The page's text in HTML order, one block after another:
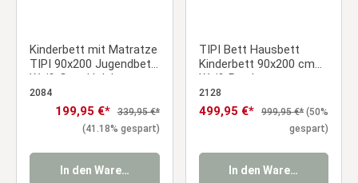
Kinderbett mit Matratze
TIPI 90x200 Jugendbett
Weiß Grau Holzbett
Kinderzimmer Stoff
2084
Verkaufspreis:
199,95 €* Regulärer Preis:
339,95 €*
(41.18% gespart)
In den Warenkorb
TIPI Bett Hausbett
Kinderbett 90x200 cm
Weiß Bettkasten
Lattenrost
Kinderzimmer
2128
Verkaufspreis:
499,95 €* Regulärer Preis:
999,95 €* (50%
gespart)
In den Warenkorb